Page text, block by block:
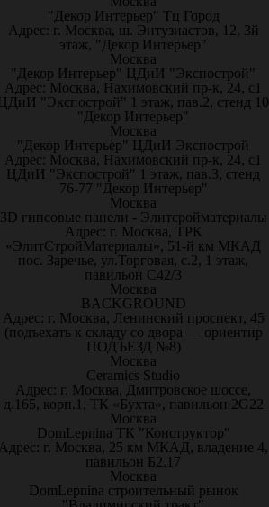
"Декор Интерьер" Тц Город
Адрес: г. Москва, ш. Энтузиастов, 12, 3й
этаж, "Декор Интерьер"
Москва
"Декор Интерьер" ЦДиИ "Экспострой"
Адрес: Москва, Нахимовский пр-к, 24, с1
"Экспострой" 1 этаж, пав.2, стенд 10
"Декор Интерьер"
Москва
"Декор Интерьер" ЦДиИ Экспострой
Адрес: Москва, Нахимовский пр-к, 24, с1
ЦДиИ "Экспострой" 1 этаж, пав.3, стенд
76-77 "Декор Интерьер"
Москва
3D гипсовые панели - Элитсройматериалы
Адрес: г. Москва, ТРК
«ЭлитСтройМатериалы», 51-й км МКАД
пос. Заречье, ул.Торговая, с.2, 1 этаж,
павильон С42/3
Москва
BACKGROUND
Адрес: г. Москва, Ленинский проспект, 45
(подъехать к складу со двора — ориентир
ПОДЪЕЗД №8)
Москва
Ceramics Studio
Адрес: г. Москва, Дмитровское шоссе,
д.165, корп.1, ТК «Бухта», павильон 2G22
Москва
DomLepnina ТК "Конструктор"
г. Москва, 25 км МКАД, владение 4,
павильон Б2.17
Москва
DomLepnina строительный рынок